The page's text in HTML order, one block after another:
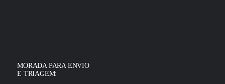
MORADA PARA ENVIO
E TRIAGEM: